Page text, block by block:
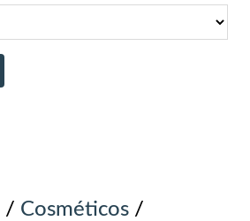
/ Cosméticos /